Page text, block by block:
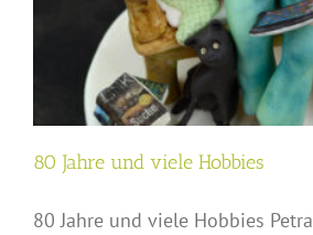
80 Jahre und viele Hobbies
80 Jahre und viele Hobbies